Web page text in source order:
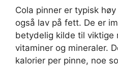
Cola pinner er typisk
også lav på fett. De er
betydelig kilde til
vitaminer og mineraler.
kalorier per pinne, noe